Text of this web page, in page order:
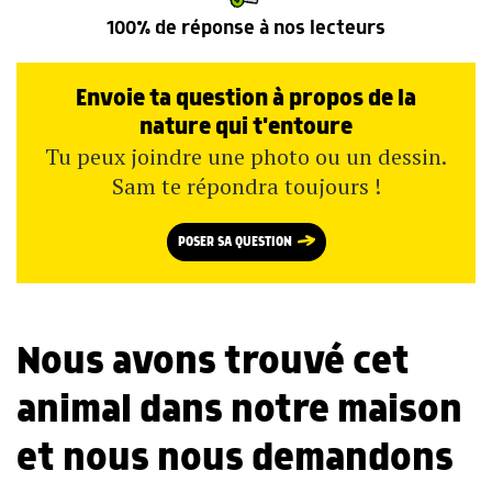
100% de réponse à nos lecteurs
Envoie ta question à propos de la
nature qui t'entoure
Tu peux joindre une photo ou un dessin.
Sam te répondra toujours !
POSER SA QUESTION
Nous avons trouvé cet
animal dans notre maison
et nous nous demandons